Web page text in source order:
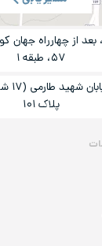
بعد از چهارراه
۵۷، طبقه ۱
پلاک ۱۰۱